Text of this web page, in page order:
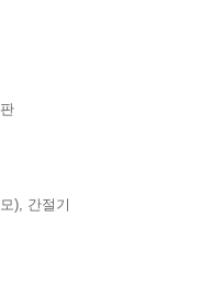
), 간절기